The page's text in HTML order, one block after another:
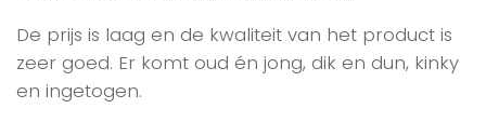
De prijs is laag en de kwaliteit van het product is
zeer goed. Er komt oud én jong, dik en dun, kinky
en ingetogen.